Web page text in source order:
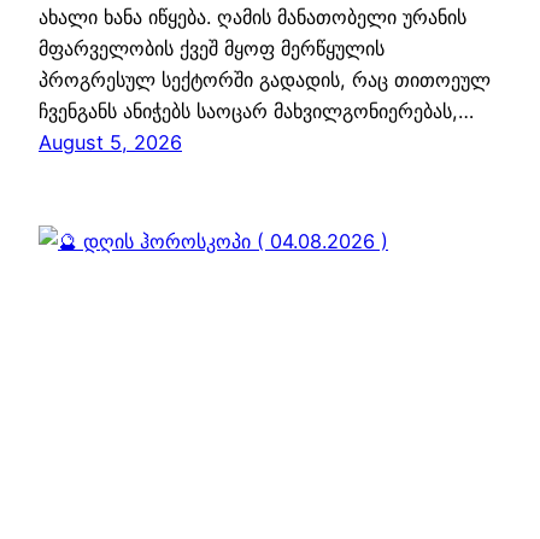
ახალი ხანა იწყება. ღამის მანათობელი ურანის
მფარველობის ქვეშ მყოფ მერწყულის
პროგრესულ სექტორში გადადის, რაც თითოეულ
ჩვენგანს ანიჭებს საოცარ მახვილგონიერებას,…
August 5, 2026